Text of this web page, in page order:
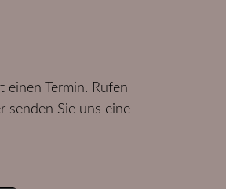
einen Termin. Rufen
senden Sie uns eine